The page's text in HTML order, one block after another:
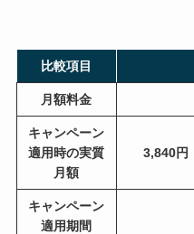
比較項目
月額料金
キャンペーン
適用時の実質
月額
3,840円
キャンペーン
適用期間